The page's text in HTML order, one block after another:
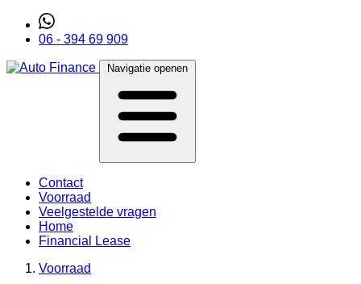
06 - 394 69 909
Navigatie openen
Contact
Voorraad
Veelgestelde vragen
Home
Financial Lease
Voorraad